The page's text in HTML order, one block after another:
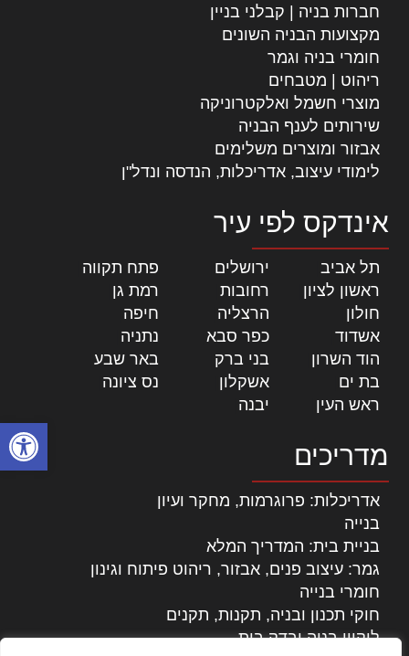
פתח
חברות בניה | קבלני בניין
מקצועות הבניה השונים
חומרי בניה וגמר
ריהוט | מטבחים
מוצרי חשמל ואלקטרוניקה
שירותים לענף הבניה
אבזור ומוצרים משלימים
לימודי עיצוב, אדריכלות, הנדסה ונדל"ן
אינדקס לפי עיר
תל אביב ירושלים פתח תקווה
ראשון לציון
רחובות רמת גן
חולון
הרצליה חיפה
אשדוד
כפר סבא נתניה
הוד השרון
בני ברק באר שבע
בת ים
אשקלון נס ציונה
ראש העין
יבנה
מדריכים
אדריכלות: פרוגרמות, מחקר ועיון
בנייה
בניית בית: המדריך המלא
גמר: עיצוב פנים, אבזור, ריהוט פיתוח וגינון
חומרי בנייה
חוקי תכנון ובניה, תקנות, תקנים
ליקויי בניה ובדק בית